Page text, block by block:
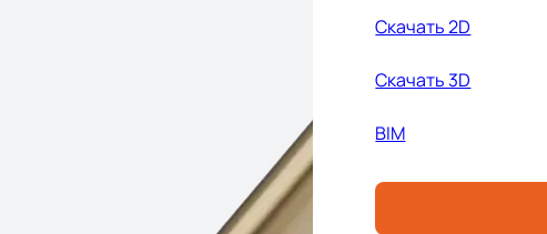
Cкачать 2D
Cкачать 3D
BIM